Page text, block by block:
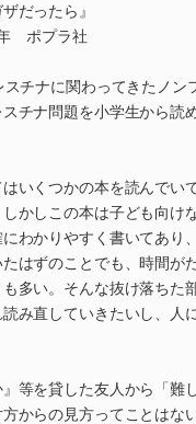
だったら』
ポプラ社
チナに関わってきたノン
チナ問題を小学生から読
いくつかの本を読んでい
かしこの本は子ども向け
わかりやすく書いてあり
はずのことでも、時間が
多い。そんな抜け落ちた
み直していきたいし、人
等を貸した友人から「難
からの見方ってことはな